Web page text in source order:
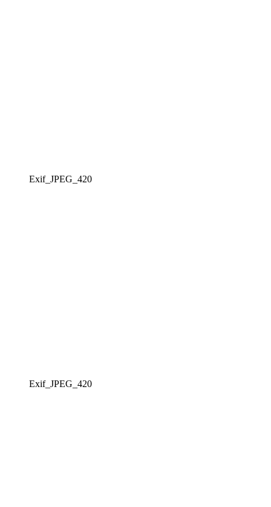
Exif_JPEG_420
Exif_JPEG_420